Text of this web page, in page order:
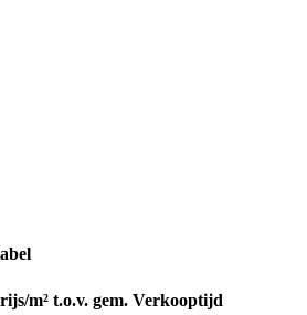
m² t.o.v. gem. Verkooptijd